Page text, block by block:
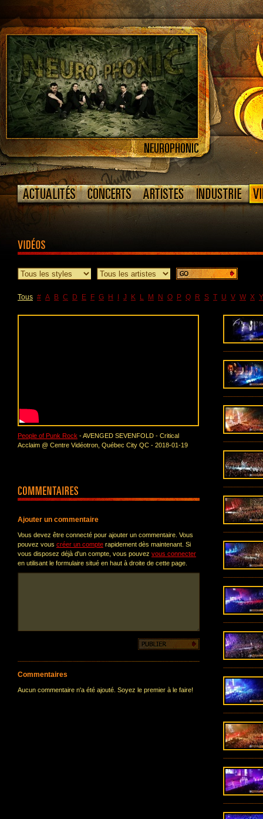
Tous # A B C D E F G H J K L M N O P Q R S T U V W X Y
People of Punk Rock - AVENGED SEVENFOLD - Critical
Acclaim @ Centre Vidéotron, Québec City QC - 2018-01-19
Ajouter un commentaire
Vous devez être connecté pour ajouter un commentaire. Vous
pouvez vous créer un compte rapidement dès maintenant. Si
vous disposez déjà d'un compte, vous pouvez vous connecter
en utilisant le formulaire situé en haut à droite de cette page.
Commentaires
Aucun commentaire n'a été ajouté. Soyez le premier à le faire!